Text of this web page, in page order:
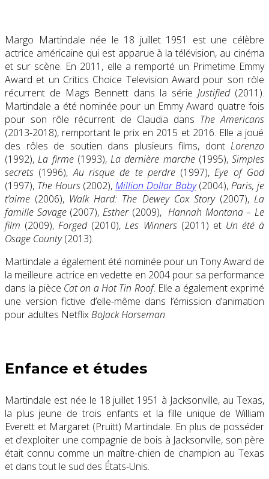
Margo Martindale née le 18 juillet 1951 est une célèbre
actrice américaine qui est apparue à la télévision, au cinéma
et sur scène. En 2011, elle a remporté un Primetime Emmy
Award et un Critics Choice Television Award pour son rôle
récurrent de Mags Bennett dans la série Justified(2011).
Martindale a été nominée pour un Emmy Award quatre fois
pour son rôle récurrent de Claudia dans The Americans
(2013-2018), remportant le prix en 2015 et 2016. Elle a joué
des rôles de soutien dans plusieurs films, dont Lorenzo
(1992),La firme(1993), La dernière marche(1995), Simples
secrets (1996),Au risque de te perdre(1997), Eye of God
(1997), The Hours(2002),Million Dollar Baby(2004),Paris, je
t’aime (2006), Walk Hard: The Dewey Cox Story(2007), La
famille Savage(2007), Esther(2009),Hannah Montana – Le
film (2009), Forged(2010), Les Winners(2011) et Un été à
Osage County(2013).
Martindale a également été nominée pour un Tony Award de
la meilleure actrice en vedette en 2004 pour sa performance
dans la pièce Cat on a Hot Tin Roof. Elle a également exprimé
une version fictive d’elle-même dans l’émission d’animation
pour adultes NetflixBoJack Horseman.
Enfance et études
Martindale est née le 18 juillet 1951 à Jacksonville, au Texas,
la plus jeune de trois enfants et la fille unique de William
Everett et Margaret (Pruitt) Martindale. En plus de posséder
et d’exploiter une compagnie de bois à Jacksonville, son père
était connu comme un maître-chien de champion au Texas
et dans tout le sud des États-Unis.